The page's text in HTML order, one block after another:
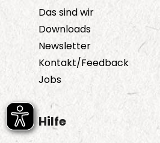
auf
der
Das sind wir
Downloads
Newsletter
Kontakt/Feedback
Jobs
Hilfe